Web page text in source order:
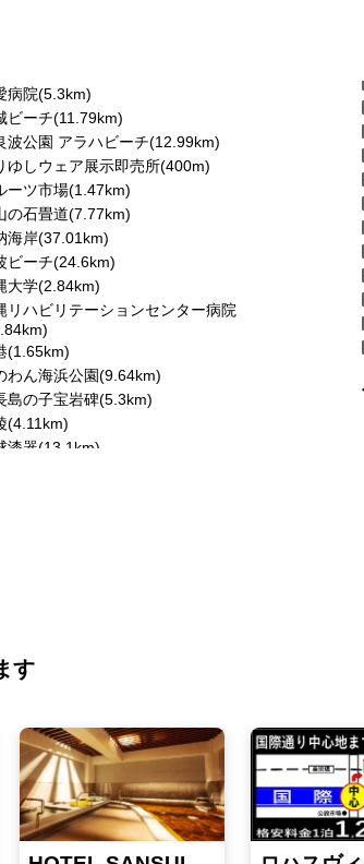
病院(5.3km)
ビーチ(11.79km)
波公園 アラハビーチ(12.99km)
ゆしウェア展示即売所(400m)
ーツ市場(1.47km)
の石畳道(7.77km)
海岸(37.01km)
ビーチ(24.6km)
大学(2.84km)
リハビリテーションセンター病院
(1.65km)
わん海浜公園(9.64km)
島の子宝岩碑(5.3km)
(4.11km)
漆器(13.1km)
す